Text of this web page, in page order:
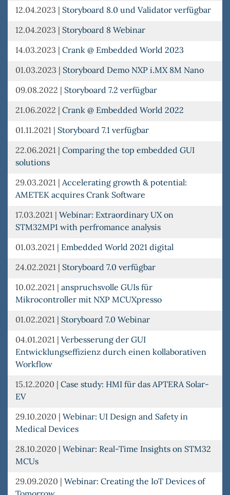
12.04.2023 | Storyboard 8.0 und Validator verfügbar
12.04.2023 | Storyboard 8 Webinar
14.03.2023 | Crank @ Embedded World 2023
01.03.2023 | Storyboard Demo NXP i.MX 8M Nano
09.08.2022 | Storyboard 7.2 verfügbar
21.06.2022 | Crank @ Embedded World 2022
01.11.2021 | Storyboard 7.1 verfügbar
22.06.2021 | Comparing the top embedded GUI
solutions
29.03.2021 | Accelerating growth & potential:
AMETEK acquires Crank Software
17.03.2021 | Webinar: Extraordinary UX on
STM32MP1 with perfromance analysis
01.03.2021 | Embedded World 2021 digital
24.02.2021 | Storyboard 7.0 verfügbar
10.02.2021 | anspruchsvolle GUIs für
Mikrocontroller mit NXP MCUXpresso
01.02.2021 | Storyboard 7.0 Webinar
04.01.2021 | Verbesserung der GUI
Entwicklungseffizienz durch einen kollaborativen
Workflow
15.12.2020 | Case study: HMI für das APTERA Solar-
EV
29.10.2020 | Webinar: UI Design and Safety in
Medical Devices
28.10.2020 | Webinar: Real-Time Insights on STM32
MCUs
29.09.2020 | Webinar: Creating the IoT Devices of